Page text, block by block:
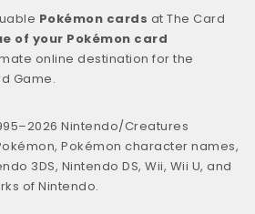
Pokémon cards at The Card
of your Pokémon card
online destination for the
Game.
Nintendo/Creatures
Pokémon, Pokémon character names,
3DS, Nintendo DS, Wii, Wii U, and
of Nintendo.